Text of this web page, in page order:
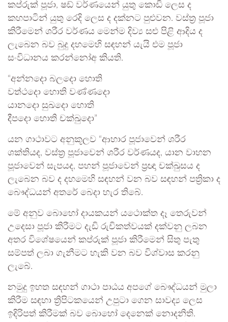
කප්රුක් පූජා, ෂඩ් වර්ණයෙන් යුතු කොඩි ලෙස ද
කහපාටින් යුතු රෙදි ලෙස ද දක්නට පුළුවන. වස්ත්‍ර පූජා
කිරීමෙන් ශරීර වර්ණය මෙන්ම දිව්‍ය සළු පිළි ආදිය ද
ලැබෙන බව බුදු දහමෙහි සඳහන් යැයි එම පූජා
සංවිධානය කරන්නෝඅ කියති.
“අන්‍නදො බලදො හොති
වත්‍ථදො හොති වණ්ණදො
යානදො සුඛදො හොති
දීපදො හොති චක්‍ඛුදො”
යන ගාථාවට අනුකූලව “ආහාර පූජාවෙන් ශරීර
ශක්තියද, වස්ත්‍ර පූජාවෙන් ශරීර වර්ණයද, යාන වාහන
පූජාවෙන් සැපයද, පහන් පූජාවෙන් ප්‍රඥා චක්‍ඛුසය ද
ලැබෙන බව ද දහමෙහි සඳහන් වන බව සඳහන් පත්‍රිකා ද
බෞද්ධයන් අතරේ බෙදා හැර තිබේ.
මේ අනුව බොහෝ දායකයන් යථොක්ත දෑ තෙරුවන්
උදෙසා පූජා කිරීමට දැඩි රුචිකත්වයක් දක්වනු ලබන
අතර විශේෂයෙන් කප්රුක් පූජා කිරීමෙන් සිතු පැතු
සම්පත් ලබා ගැනීමට හැකි වන බව විශ්වාස කරනු
ලැබේ.
නමුදු ඉහත සඳහන් ගාථා පාඨය අපගේ බෞද්ධයන් මුලා
කිරීම සඳහා ත්‍රිපිටකයෙන් උපුටා ගෙන සාවද්‍ය ලෙස
ඉදිරිපත් කිරීමක් බව බොහෝ දෙනෙක් නොදනිති.